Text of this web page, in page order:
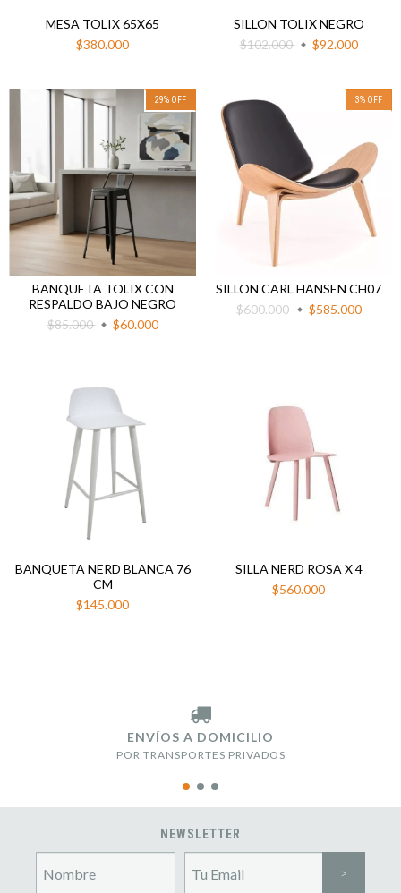
MESA TOLIX 65X65
$380.000
SILLON TOLIX NEGRO
$102.000
$92.000
29% OFF
BANQUETA TOLIX CON
RESPALDO BAJO NEGRO
$85.000
$60.000
3% OFF
SILLON CARL HANSEN CH07
$600.000
$585.000
BANQUETA NERD BLANCA 76
CM
$145.000
SILLA NERD ROSA X 4
$560.000
ENVÍOS A DOMICILIO
POR TRANSPORTES PRIVADOS
NEWSLETTER